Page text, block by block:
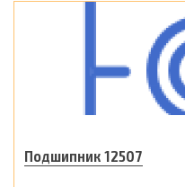
Подшипник 12507